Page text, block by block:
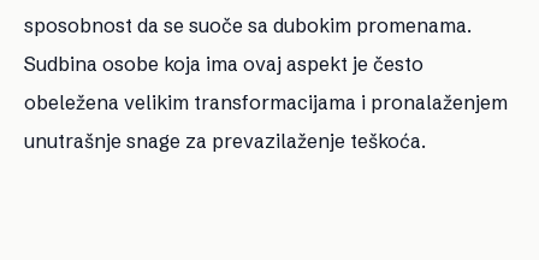
sposobnost da se suoče sa dubokim promenama.
Sudbina osobe koja ima ovaj aspekt je često
obeležena velikim transformacijama i pronalaženjem
unutrašnje snage za prevazilaženje teškoća.